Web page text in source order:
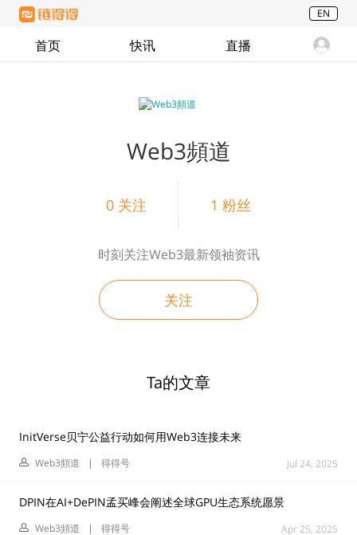
EN
首页 快讯 直播
Web3頻道
0 关注 1 粉丝
时刻关注Web3最新领袖资讯
关注
Ta的文章
InitVerse贝宁公益行动如何用Web3连接未来
Web3頻道 | 得得号 Jul 24, 2025
DPIN在AI+DePIN孟买峰会阐述全球GPU生态系统愿景
Web3頻道 | 得得号 Apr 25, 2025